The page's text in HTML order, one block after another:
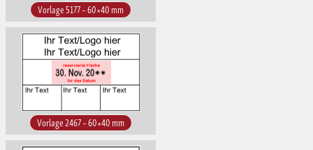
Vorlage 5177 – 60×40 mm
Vorlage 2467 – 60×40 mm